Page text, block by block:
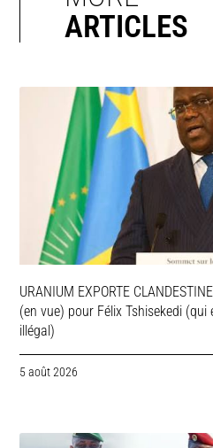
ARTICLES
URANIUM EXPORTE
(en vue) pour Félix Tshisekedi
illégal)
5 août 2026